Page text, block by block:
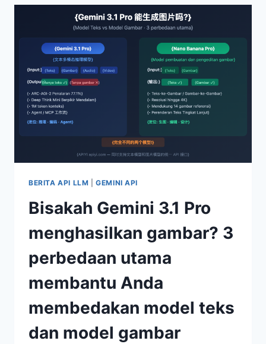
NANO
BANANA
2
KE
COMFYUI
–
TUTORIAL
LENGKAP
GAMBAR
GEMINI
BERITA API LLM |GEMINI API
Bisakah Gemini 3.1 Pro
menghasilkan gambar? 3
perbedaan utama
membantu Anda
membedakan model teks
dan model gambar